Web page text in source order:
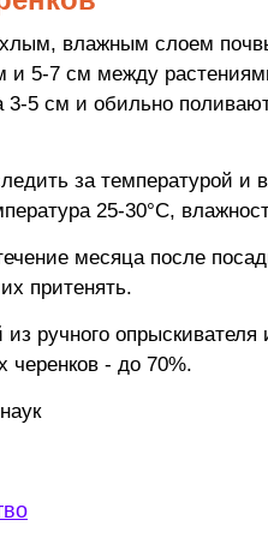
влажным слоем
5-7 см между
3-5 см и обильно
за температурой и
25-30°С,
месяца после
притенять.
ручного
черенков - до 70%.